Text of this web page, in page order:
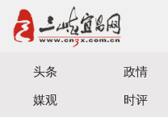
宜昌三峡融媒体中心主办
头条 政情
媒观
时评